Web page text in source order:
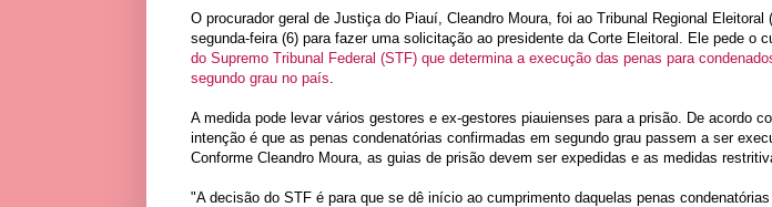
O procurador geral de Justiça do Piauí, Cleandro Moura, foi ao Tribunal Regional Eleitoral
segunda-feira (6) para fazer uma solicitação ao presidente da Corte Eleitoral. Ele pede o
do Supremo Tribunal Federal (STF) que determina a execução das penas para
segundo grau no país
A medida pode levar vários gestores e ex-gestores piauienses para a prisão. De acordo
intenção é que as penas condenatórias confirmadas em segundo grau passem a ser
Conforme Cleandro Moura, as guias de prisão devem ser expedidas e as medidas
"A decisão do STF é para que se dê início ao cumprimento daquelas penas